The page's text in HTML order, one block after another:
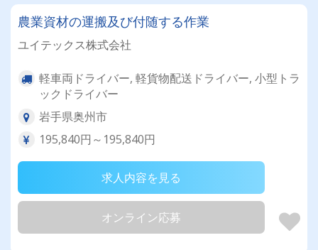
農業資材の運搬及び付随する作業
ユイテックス株式会社
軽車両ドライバー, 軽貨物配送ドライバー, 小型トラ
ックドライバー
岩手県奥州市
195,840円～195,840円
求人内容を見る
オンライン応募